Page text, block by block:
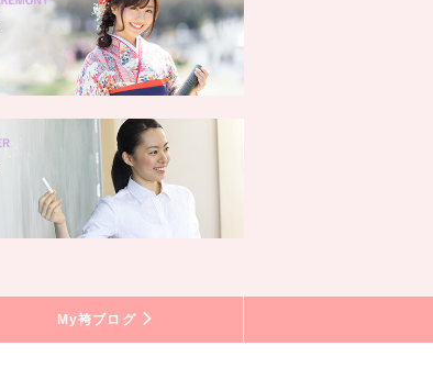
My袴ブログ